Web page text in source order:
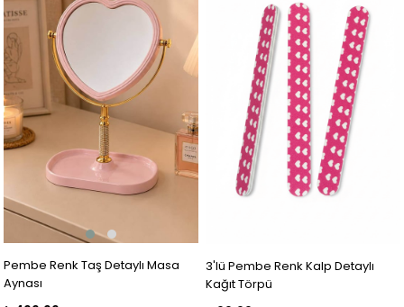
Pembe Renk Taş Detaylı Masa
Aynası
3'lü Pembe Renk Kalp Detaylı
Kağıt Törpü